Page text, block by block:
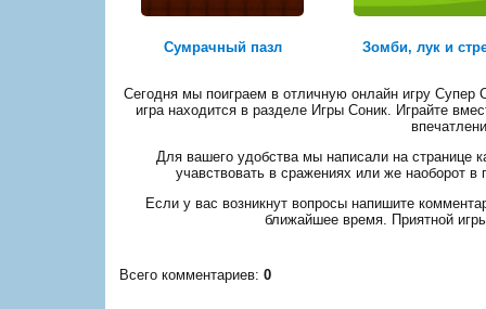
Сумрачный пазл Зомби, лук и
Сегодня мы поиграем в отличную онлайн игру Супер
игра находится в разделе Игры Соник. Играйте
Для вашего удобства мы написали на странице
учавствовать в сражениях или же наоборот
Если у вас возникнут вопросы напишите
ближайшее время. Приятной
Всего комментариев: 0